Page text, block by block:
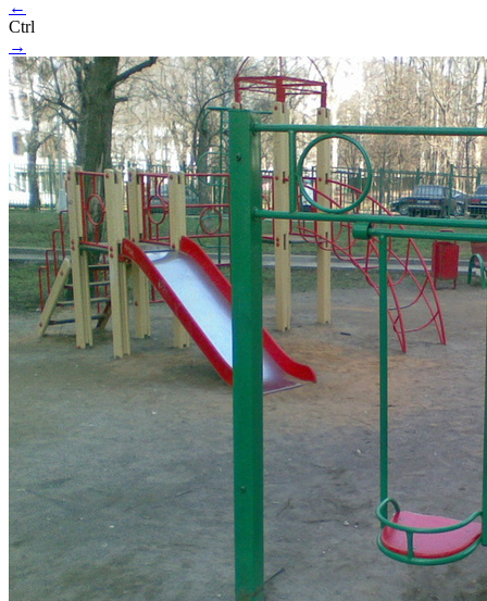
←
Ctrl
→